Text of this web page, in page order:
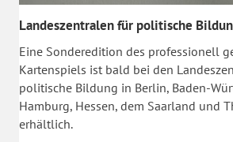
Landeszentralen für politische
Eine Sonderedition des professionell
Kartenspiels ist bald bei den
politische Bildung in Berlin, Baden-
Hamburg, Hessen, dem Saarland und
erhältlich.